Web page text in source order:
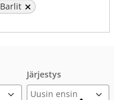
Barlit
Järjestys